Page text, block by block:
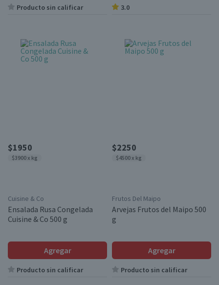
Producto sin calificar 3.0
$1950
$3900 x kg
Cuisine & Co
Ensalada Rusa Congelada
Cuisine & Co 500 g
Agregar
Producto sin calificar
$2250
$4500 x kg
Frutos Del Maipo
Arvejas Frutos del Maipo 500
g
Agregar
Producto sin calificar